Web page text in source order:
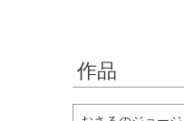
作品